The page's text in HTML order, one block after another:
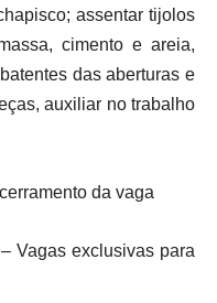
assentar tijolos
cimento e areia,
das aberturas e
auxiliar no trabalho
da vaga
Vagas exclusivas para